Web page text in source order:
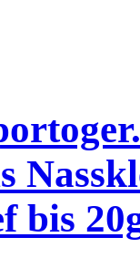
bis